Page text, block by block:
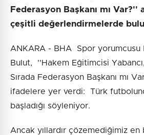
Federasyon Başkanı mı Var?''
çeşitli değerlendirmelerde
ANKARA - BHA Spor yorumcusu
Bulut, ''Hakem Eğitimcisi
Sırada Federasyon Başkanı mı
ifadelere yer verdi: Türk
başladığı söyleniyor.
Ancak yıllardır çözemediğimiz en